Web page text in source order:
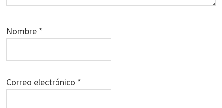
Nombre *
Correo electrónico *